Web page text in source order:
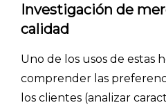
Investigación de
calidad
Uno de los usos de estas
comprender las
los clientes (analizar